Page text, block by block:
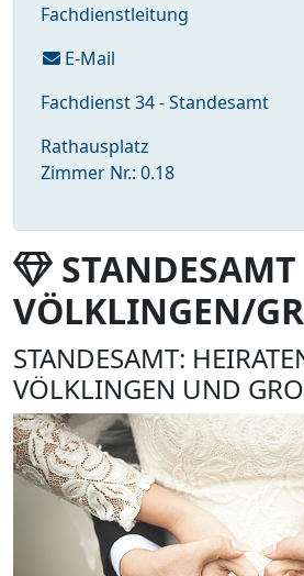
Fachdienstleitung
E-Mail
Fachdienst 34 - Standesamt
Rathausplatz
Zimmer Nr.: 0.18
STANDESAMT
VÖLKLINGEN/
STANDESAMT:
VÖLKLINGEN UND